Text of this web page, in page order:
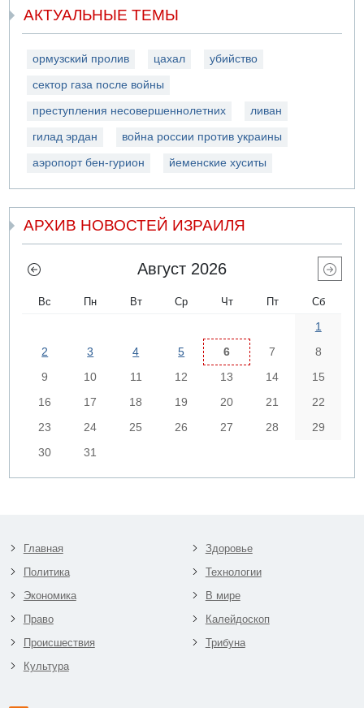
АКТУАЛЬНЫЕ ТЕМЫ
ормузский пролив цахал убийство
сектор газа после войны
преступления несовершеннолетних ливан
гилад эрдан война россии против украины
аэропорт бен-гурион йеменские хуситы
АРХИВ НОВОСТЕЙ ИЗРАИЛЯ
Август 2026
Вс Пн Вт Ср Чт Пт Сб
1
2
3 4 5 6 7
8
9
10 11 12 13 14
15
16
17 18 19 20 21
22
23
24 25 26 27 28
29
30
31
Главная
Политика
Экономика
Право
Происшествия
Культура
Здоровье
Технологии
В мире
Калейдоскоп
Трибуна